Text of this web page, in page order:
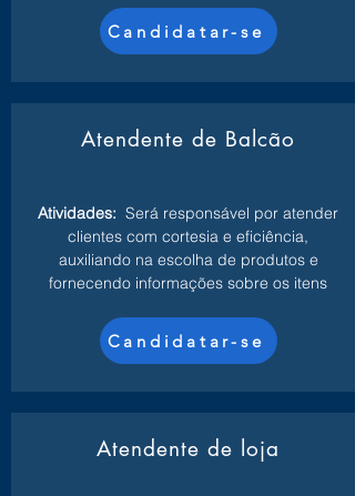
Candidatar-se
Atendente de Balcão
Atividades: Será responsável por atender
clientes com cortesia e eficiência,
auxiliando na escolha de produtos e
fornecendo informações sobre os itens
Candidatar-se
Atendente de loja